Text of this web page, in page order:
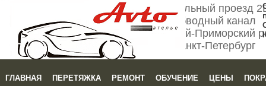
Мебельный проезд
Обводный канал
Кировский-Приморский
Санкт-Петербург
ГЛАВНАЯ ПЕРЕТЯЖКА РЕМОНТ ОБУЧЕНИЕ ЦЕНЫ